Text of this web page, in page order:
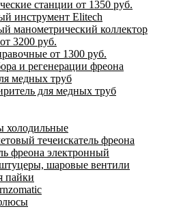
станции от 1350 руб.
инструмент Elitech
манометрический коллектор
3200 руб.
от 1300 руб.
и регенерации фреона
медных труб
для медных труб
холодильные
течеискатель фреона
фреона электронный
шаровые вентили
пайки